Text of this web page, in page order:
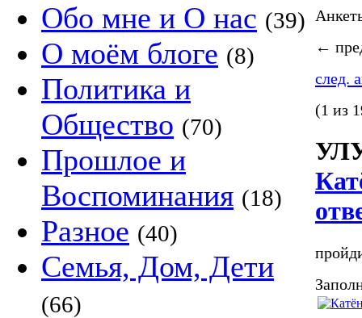
Обо мне и О нас (39)
О моём блоге (8)
Политика и
Общество (70)
Прошлое и
Воспоминания (18)
Разное (40)
Семья, Дом, Дети
(66)
←
след.
(1 из